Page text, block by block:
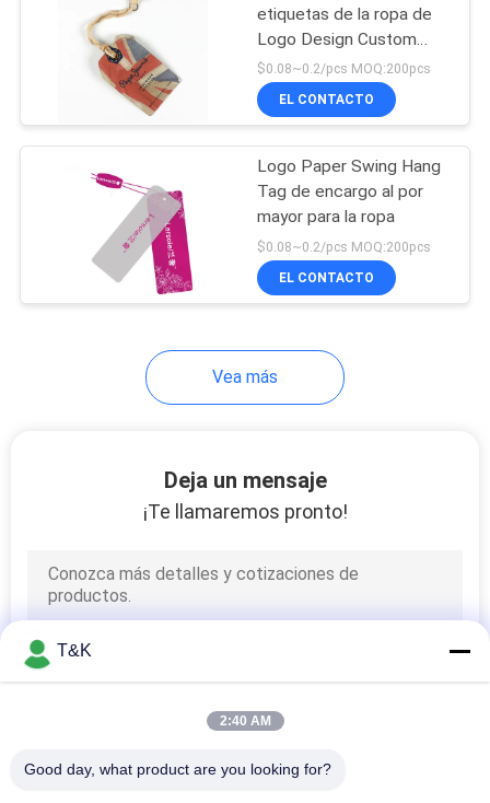
Etiquetas del
oscilación de la
ropa
Banda elástica
Cordón del cierre de
tira
etiquetas de la ropa de
Logo Design Custom
Brand Name viste la
etiqueta colgante de las
etiquetas
$0.08~0.2/pcs MOQ:200pcs
EL CONTACTO
Logo Paper Swing Hang
Tag de encargo al por
mayor para la ropa
$0.08~0.2/pcs MOQ:200pcs
EL CONTACTO
Vea más
Deja un mensaje
¡Te llamaremos pronto!
T&K
2:40 AM
Good day, what product are you looking for?